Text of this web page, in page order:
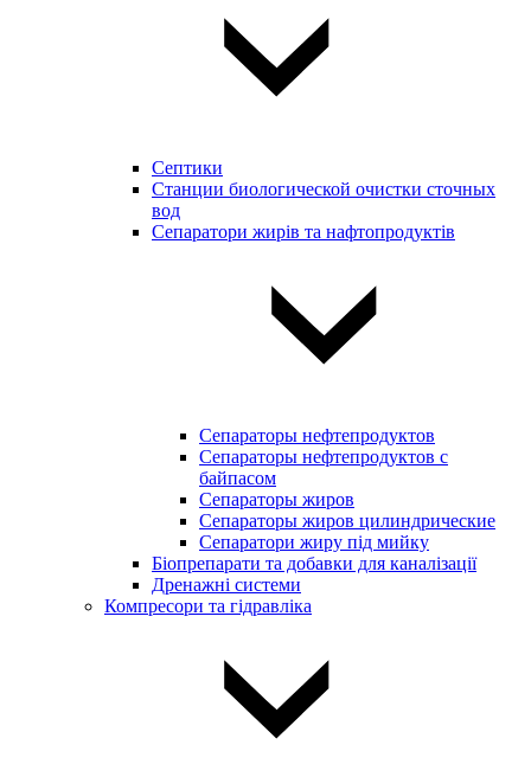
Септики
Станции биологической очистки сточных
вод
Сепаратори жирів та нафтопродуктів
Сепараторы нефтепродуктов
Сепараторы нефтепродуктов с
байпасом
Сепараторы жиров
Сепараторы жиров цилиндрические
Сепаратори жиру під мийку
Біопрепарати та добавки для каналізації
Дренажні системи
Компресори та гідравліка